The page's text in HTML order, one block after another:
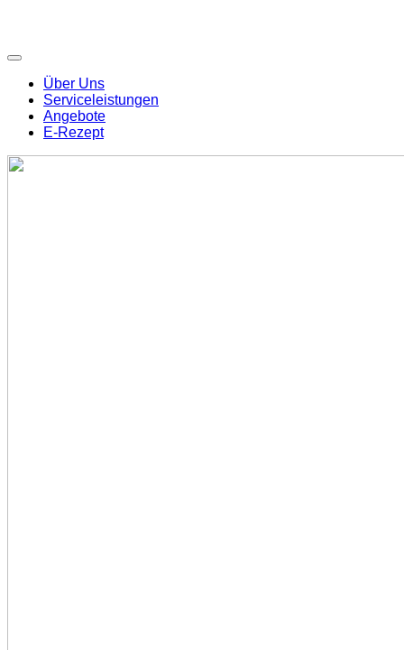
Über Uns
Serviceleistungen
Angebote
E-Rezept